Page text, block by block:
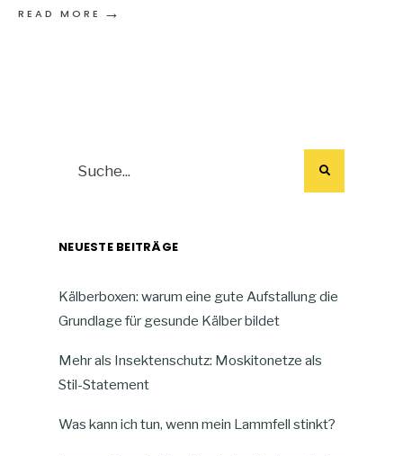
READ MORE →
NEUESTE BEITRÄGE
Kälberboxen: warum eine gute Aufstallung die
Grundlage für gesunde Kälber bildet
Mehr als Insektenschutz: Moskitonetze als
Stil-Statement
Was kann ich tun, wenn mein Lammfell stinkt?